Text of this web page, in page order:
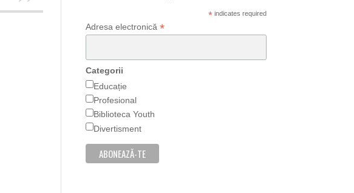
*indicates required
Adresa electronică *
Categorii
Educație
Profesional
Biblioteca Youth
Divertisment